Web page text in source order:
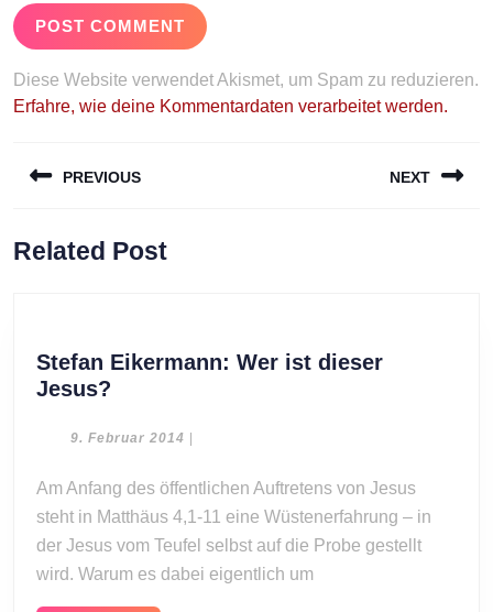
Diese Website verwendet Akismet, um Spam zu reduzieren.
Erfahre, wie deine Kommentardaten verarbeitet werden.
PREVIOUS
post:
NEXT
Related Post
Stefan Eikermann: Wer ist dieser
Jesus?
Wer
dieser
Jesus?
9. Februar 2014 9.|
Am Anfang des öffentlichen Auftretens von Jesus
steht in Matthäus 4,1-11 eine Wüstenerfahrung – in
der Jesus vom Teufel selbst auf die Probe gestellt
wird. Warum es dabei eigentlich um